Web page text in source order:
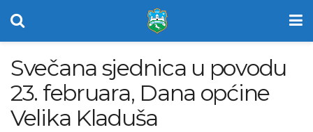
Svečana sjednica u povodu
23. februara, Dana općine
Velika Kladuša